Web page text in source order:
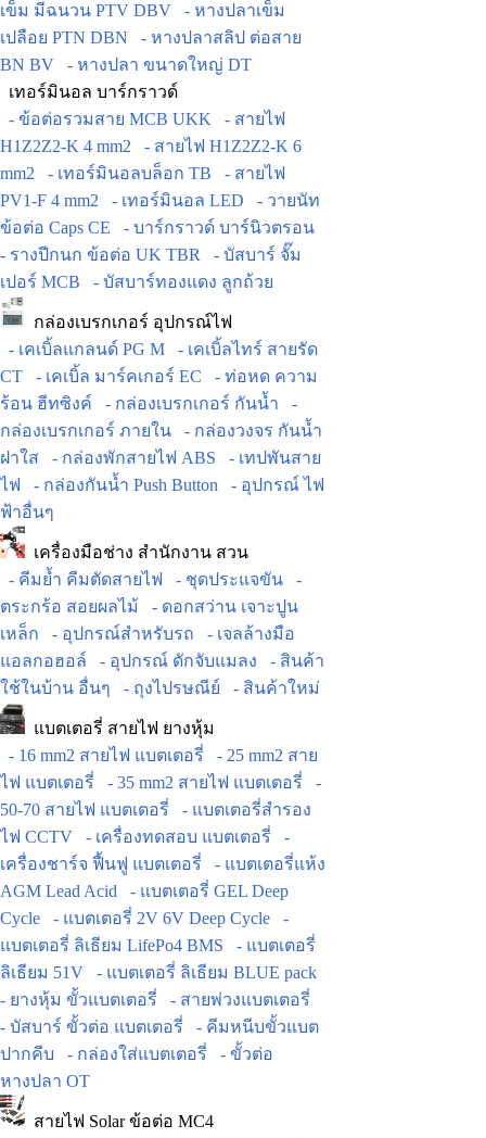
เข็ม มีฉนวน PTV DBV
- หางปลาเข็ม
เปลือย PTN DBN
- หางปลาสลิป ต่อสาย
BN BV
- หางปลา ขนาดใหญ่ DT
เทอร์มินอล บาร์กราวด์
- ข้อต่อรวมสาย MCB UKK
- สายไฟ
H1Z2Z2-K 4 mm2
- สายไฟ H1Z2Z2-K 6
mm2
- เทอร์มินอลบล็อก TB
- สายไฟ
PV1-F 4 mm2
- เทอร์มินอล LED
- วายนัท
ข้อต่อ Caps CE
- บาร์กราวด์ บาร์นิวตรอน
- รางปีกนก ข้อต่อ UK TBR
- บัสบาร์ จั๊ม
เปอร์ MCB
- บัสบาร์ทองแดง ลูกถ้วย
กล่องเบรกเกอร์ อุปกรณ์ไฟ
- เคเบิ้ลแกลนด์ PG M
- เคเบิ้ลไทร์ สายรัด
CT
- เคเบิ้ล มาร์คเกอร์ EC
- ท่อหด ความ
ร้อน ฮีทซิงค์
- กล่องเบรกเกอร์ กันน้ำ
-
กล่องเบรกเกอร์ ภายใน
- กล่องวงจร กันน้ำ
ฝาใส
- กล่องพักสายไฟ ABS
- เทปพันสาย
ไฟ
- กล่องกันน้ำ Push Button
- อุปกรณ์ ไฟ
ฟ้าอื่นๆ
เครื่องมือช่าง สำนักงาน สวน
- คีมย้ำ คีมตัดสายไฟ
- ชุดประแจขัน
-
ตระกร้อ สอยผลไม้
- ดอกสว่าน เจาะปูน
เหล็ก
- อุปกรณ์สำหรับรถ
- เจลล้างมือ
แอลกอฮอล์
- อุปกรณ์ ดักจับแมลง
- สินค้า
ใช้ในบ้าน อื่นๆ
- ถุงไปรษณีย์ - สินค้าใหม่
แบตเตอรี่ สายไฟ ยางหุ้ม
- 16 mm2 สายไฟ แบตเตอรี่
- 25 mm2 สาย
ไฟ แบตเตอรี่
- 35 mm2 สายไฟ แบตเตอรี่
-
50-70 สายไฟ แบตเตอรี่
- แบตเตอรี่สำรอง
ไฟ CCTV
- เครื่องทดสอบ แบตเตอรี่
-
เครื่องชาร์จ ฟื้นฟู แบตเตอรี่
- แบตเตอรี่แห้ง
AGM Lead Acid
- แบตเตอรี่ GEL Deep
Cycle
- แบตเตอรี่ 2V 6V Deep Cycle
-
แบตเตอรี่ ลิเธียม LifePo4 BMS
- แบตเตอรี่
ลิเธียม 51V
- แบตเตอรี่ ลิเธียม BLUE pack
- ยางหุ้ม ขั้วแบตเตอรี่
- สายพ่วงแบตเตอรี่
- บัสบาร์ ขั้วต่อ แบตเตอรี่
- คีมหนีบขั้วแบต
ปากคีบ
- กล่องใส่แบตเตอรี่
- ขั้วต่อ
หางปลา OT
สายไฟ Solar ข้อต่อ MC4